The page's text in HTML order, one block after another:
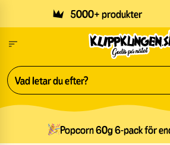
5000+ produkter
Popcorn 60g 6-pack för